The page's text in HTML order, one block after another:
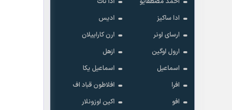
ادا ساکیز
ادیس
ارسای اونر
ارن کاراییلان
ارول اوگین
ازهل
اسماعیل
اسماعیل یکا
افرا
افلاطون قباد اف
افو
اکین اوزونلار